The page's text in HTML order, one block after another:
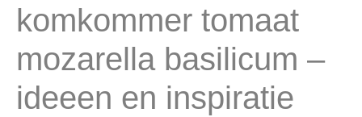
komkommer tomaat
mozarella basilicum –
ideeen en inspiratie